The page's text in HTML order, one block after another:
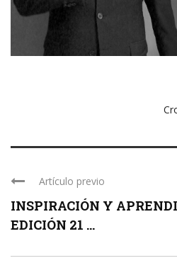
Artículo previo
INSPIRACIÓN Y
EDICIÓN 21 ...